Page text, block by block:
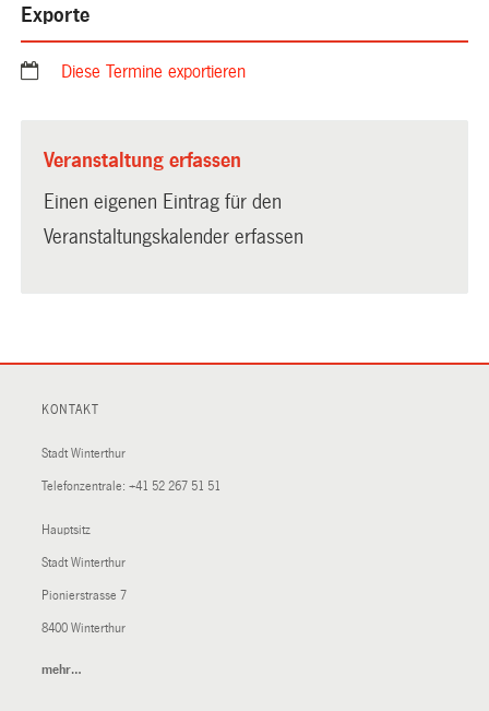
Exporte
Diese Termine exportieren
Veranstaltung erfassen
Einen eigenen Eintrag für den
Veranstaltungskalender erfassen
KONTAKT
Stadt Winterthur
Telefonzentrale: +41 52 267 51 51
Hauptsitz
Stadt Winterthur
Pionierstrasse 7
8400 Winterthur
mehr…